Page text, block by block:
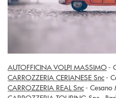
AUTOFFICINA VOLPI MASSIMO-
CARROZZERIA CERIANESE Snc-
CARROZZERIA REAL Snc- Cesano